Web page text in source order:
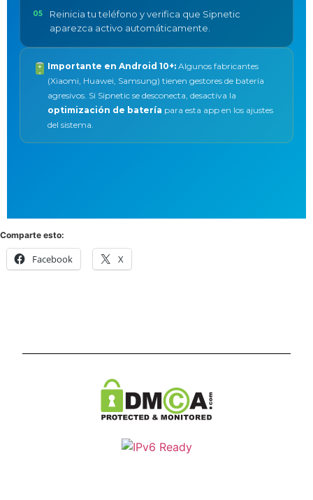
Reinicia tu teléfono y verifica que Sipnetic
aparezca activo automáticamente.
Importante en Android 10+:Algunos fabricantes
(Xiaomi, Huawei, Samsung) tienen gestores de batería
agresivos. Si Sipnetic se desconecta, desactiva la
optimización de batería para esta app en los ajustes
del sistema.
Comparte esto:
Facebook X